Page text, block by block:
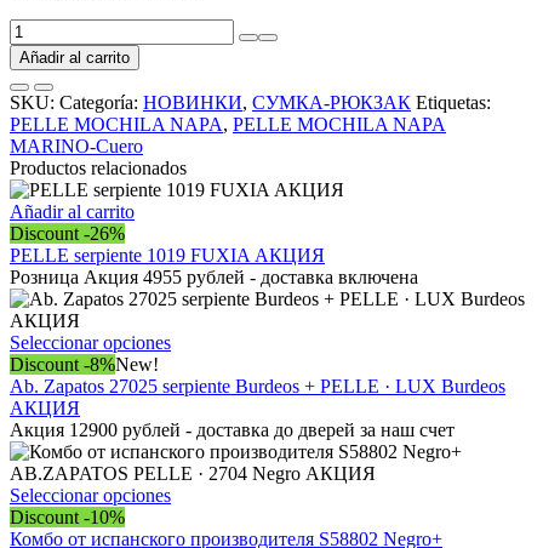
PELLE
MOCHILA
NAPA
MARINO-
Cuero
cantidad
Añadir al carrito
SKU: Categoría: НОВИНКИ, СУМКА-РЮКЗАК Etiquetas:
PELLE MOCHILA NAPA, PELLE MOCHILA NAPA
MARINO-Cuero
Productos relacionados
Añadir al carrito
Discount -26%
PELLE serpiente 1019 FUXIA АКЦИЯ
Розница Акция 4955 рублей - доставка включена
Seleccionar opcionesEste
tiene
variantes.
Las
opciones
se
elegir
Discount -8%New!
Ab. Zapatos 27025 serpiente Burdeos + PELLE · LUX Burdeos
АКЦИЯ
Акция 12900 рублей - доставка до дверей за наш счет
Seleccionar opcionesEste
tiene
Discount -10%
Комбо от испанского производителя S58802 Negro+